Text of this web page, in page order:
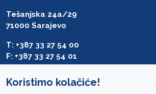
Tešanjska 24a/29
71000 Sarajevo
T: +387 33 27 54 00
F: +387 33 27 54 01
Koristimo kolačiće!